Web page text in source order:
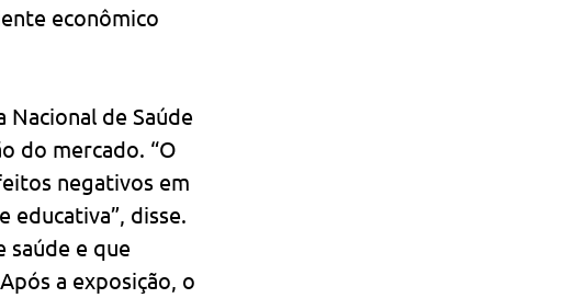
econômico
Nacional de Saúde
do mercado. “O
negativos em
educativa”, disse.
saúde e que
a exposição, o